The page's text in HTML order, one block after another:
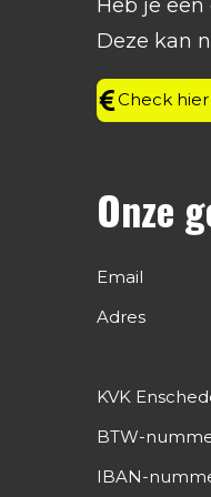
o
k
r
a
Heb je
Deze kan
Check
Onze
Email
Adres
KVK
BTW-
IBAN-